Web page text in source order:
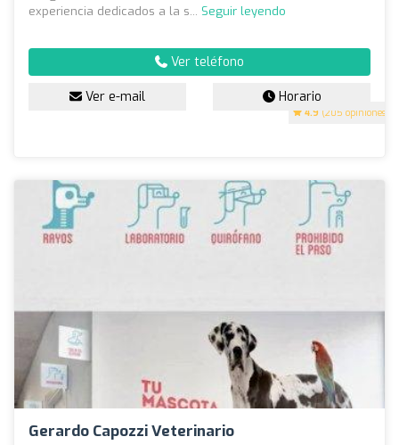
4.9 (205 opiniones)
experiencia dedicados a la s... Seguir leyendo
Ver teléfono
Ver e-mail Horario
Gerardo Capozzi Veterinario